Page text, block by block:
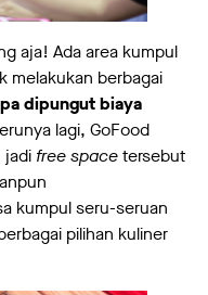
aja! Ada area kumpul
melakukan berbagai
dipungut biaya
lagi, GoFood
jadi free spacetersebut
kumpul seru-seruan
pilihan kuliner